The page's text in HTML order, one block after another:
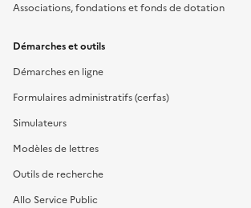
Associations, fondations et fonds de dotation
Démarches et outils
Démarches en ligne
Formulaires administratifs (cerfas)
Simulateurs
Modèles de lettres
Outils de recherche
Allo Service Public